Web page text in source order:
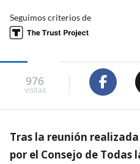
Seguimos criterios de
976
visitas
Tras la reunión
por el Consejo de Todas